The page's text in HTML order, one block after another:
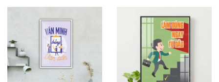
theo nhiều kích thước
Quý khách vui lòng nhấn
để gặp nhân viên tư
vấn hoặc SĐT037 722 1985
để nhân viên tư vấn gửi
mẫu theo yêu cầu của quý khách.
Tư vấn thi công & chọn mẫu